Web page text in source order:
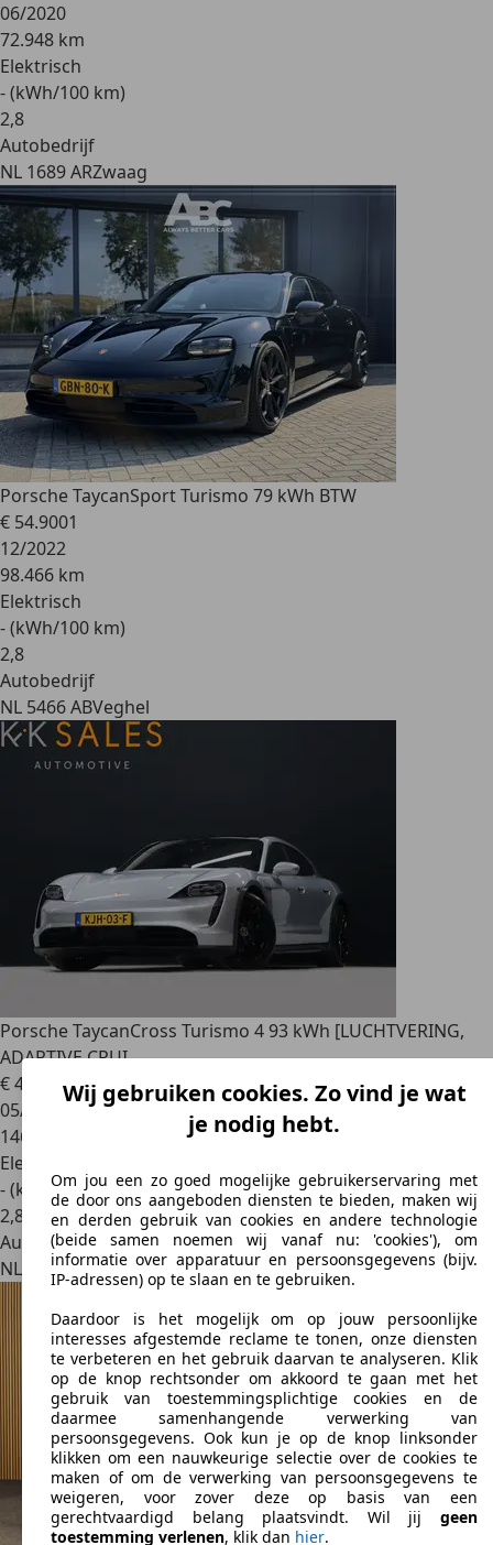
06/2020
72.948 km
Elektrisch
- (kWh/100 km)
2,8
Autobedrijf
NL 1689 ARZwaag
Porsche TaycanSport Turismo 79 kWh BTW
€ 54.9001
12/2022
98.466 km
Elektrisch
- (kWh/100 km)
2,8
Autobedrijf
NL 5466 ABVeghel
Porsche TaycanCross Turismo 4 93 kWh [LUCHTVERING,
ADAPTIVE CRUI
€ 49.940
05/2022
146.388 km
Elektrisch
- (kWh/100 km)
2,8
Autobedrijf
NL 2941 CDLekkerkerk
Wij gebruiken cookies. Zo vind je wat
je nodig hebt.
Om jou een zo goed mogelijke gebruikerservaring met
de door ons aangeboden diensten te bieden, maken wij
en derden gebruik van cookies en andere technologie
(beide samen noemen wij vanaf nu: 'cookies'), om
informatie over apparatuur en persoonsgegevens (bijv.
IP-adressen) op te slaan en te gebruiken.
Daardoor is het mogelijk om op jouw persoonlijke
interesses afgestemde reclame te tonen, onze diensten
te verbeteren en het gebruik daarvan te analyseren. Klik
op de knop rechtsonder om akkoord te gaan met het
gebruik van toestemmingsplichtige cookies en de
daarmee samenhangende verwerking van
persoonsgegevens. Ook kun je op de knop linksonder
klikken om een nauwkeurige selectie over de cookies te
maken of om de verwerking van persoonsgegevens te
weigeren, voor zover deze op basis van een
gerechtvaardigd belang plaatsvindt. Wil jij geen
toestemming verlenen, klik dan hier.